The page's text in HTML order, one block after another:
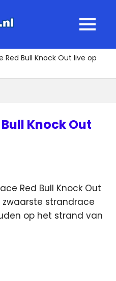
MENU
Red Bull Knock Out live op
Knock Out
Red Bull Knock Out
zwaarste strandrace
op het strand van